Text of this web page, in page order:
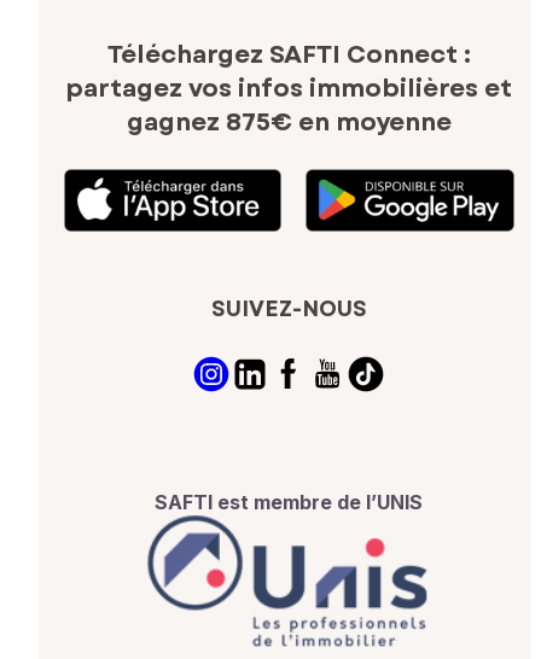
Téléchargez SAFTI Connect :
partagez vos infos immobilières et
gagnez 875€ en moyenne
SUIVEZ-NOUS
SAFTI est membre de l’UNIS